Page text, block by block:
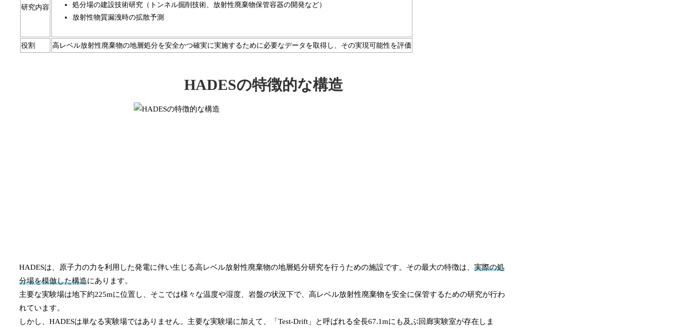
研究内容
処分場の建設技術研究（トンネル掘削技術、放射性廃棄物保管容器の開発など）
放射性物質漏洩時の拡散予測
役割 高レベル放射性廃棄物の地層処分を安全かつ確実に実施するために必要なデータを取得し、その実現可能性を評価
HADESの特徴的な構造
HADESは、原子力の力を利用した発電に伴い生じる高レベル放射性廃棄物の地層処分研究を行うための施設です。その最大の特徴は、 実際の処
分場を模倣した構造にあります。
主要な実験場は地下約225mに位置し、そこでは様々な温度や湿度、岩盤の状況下で、高レベル放射性廃棄物を安全に保管するための研究が行わ
れています。
しかし、HADESは単なる実験場ではありません。主要な実験場に加えて、「Test-Drift」と呼ばれる全長67.1mにも及ぶ回廊実験室が存在しま